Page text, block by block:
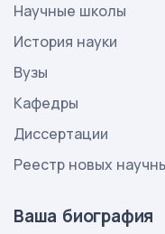
Научные школы
История науки
Вузы
Кафедры
Диссертации
Реестр новых
Ваша биография